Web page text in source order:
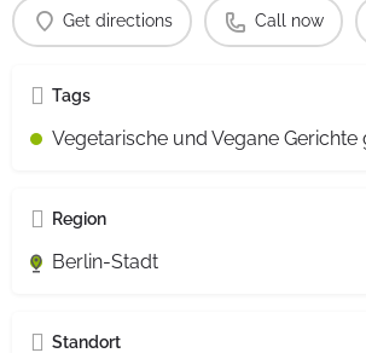
Get directions Call now
Tags
Region
Berlin-Stadt
Standort